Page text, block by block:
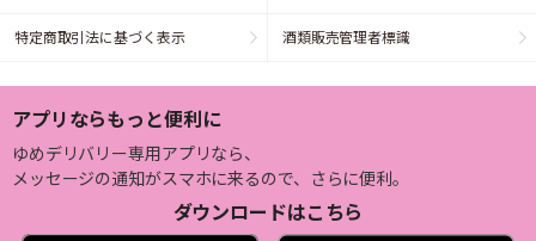
特定商取引法に基づく表示 酒類販売管理者標識
アプリならもっと便利に
ゆめデリバリー専用アプリなら、
メッセージの通知がスマホに来るので、さらに便利。
ダウンロードはこちら